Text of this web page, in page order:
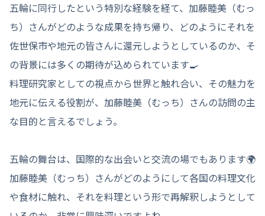
五輪に同行したという特別な経験を経て、加藤睦美（むっ
ち）さんがどのような成果を持ち帰り、どのようにそれを
佐世保市や地元の皆さんに還元しようとしているのか、そ
の背景には多くの期待が込められています🍳
料理研究家としての視点から世界と触れ合い、その魅力を
地元に伝える役割が、加藤睦美（むっち）さんの訪問の主
な目的と言えるでしょう。
五輪の舞台は、国際的な出会いと交流の場でもあります🌍
加藤睦美（むっち）さんがどのようにして各国の料理文化
や食材に触れ、それを料理という形で再解釈しようとして